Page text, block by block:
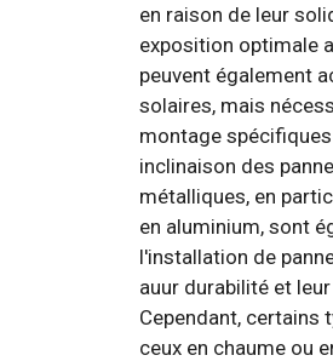
en raison de leur
exposition optimale
peuvent également
solaires, mais
montage
inclinaison des
métalliques, en
en aluminium, sont
l'installation de
auur durabilité et
Cependant, certains
ceux en chaume ou